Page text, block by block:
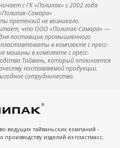
с ГК «Полипак» с 2002 года
Самара»
претензий не возникало.
что ООО «Полипак-Самара» —
поставщик промышленного
в комплекте с пресс-
машины в комплекте с пресс-
Тайвань, который отличается
поставляемой продукции.
сотрудничество.
ведущих тайваньских компаний -
производству изделий из пластмасс.